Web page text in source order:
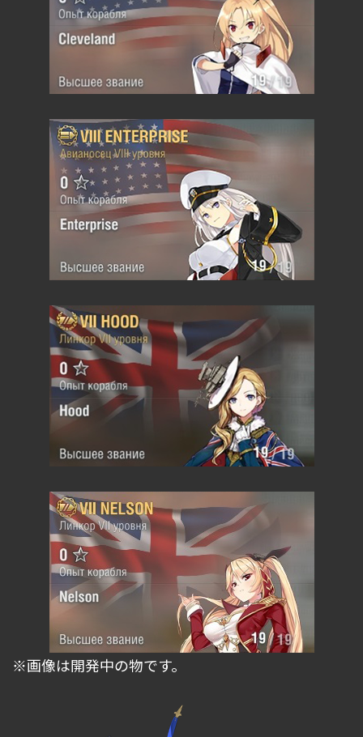
※画像は開発中の物です。